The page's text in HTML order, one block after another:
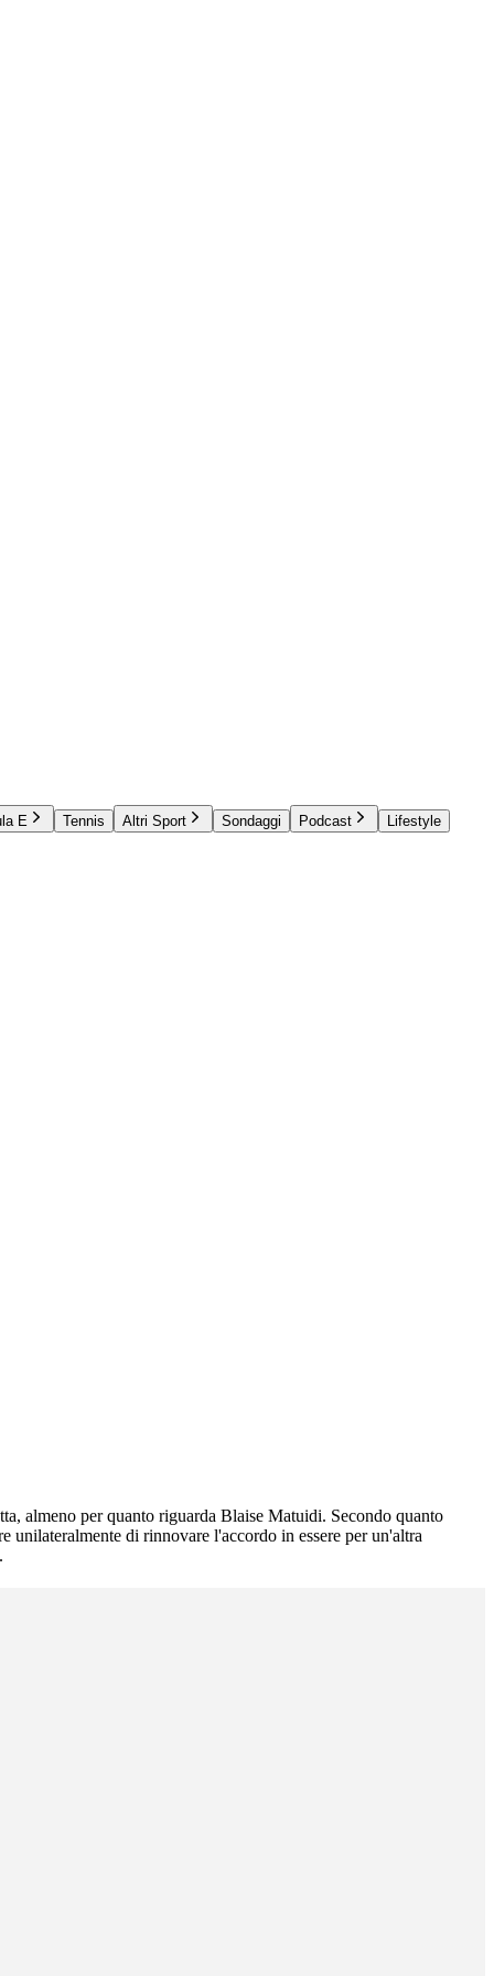
E Tennis Altri Sport Sondaggi Podcast Lifestyle
almeno per quanto riguarda Blaise Matuidi. Secondo quanto
unilateralmente di rinnovare l'accordo in essere per un'altra